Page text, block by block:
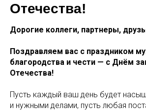
Отечества!
Дорогие коллеги, партнеры,
Поздравляем вас с праздником
благородства и чести — с Днём
Отечества!
Пусть каждый ваш день будет
и нужными делами, пусть любая